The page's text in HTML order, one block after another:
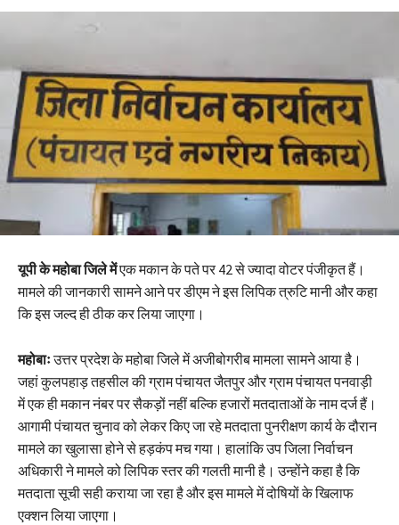
यूपी के महोबा जिले मेंएक मकान के पते पर 42 से ज्यादा वोटर पंजीकृत हैं।
मामले की जानकारी सामने आने पर डीएम ने इस लिपिक त्रुटि मानी और कहा
कि इस जल्द ही ठीक कर लिया जाएगा।
महोबाःउत्तर प्रदेश के महोबा जिले में अजीबोगरीब मामला सामने आया है।
जहां कुलपहाड़ तहसील की ग्राम पंचायत जैतपुर और ग्राम पंचायत पनवाड़ी
में एक ही मकान नंबर पर सैकड़ों नहीं बल्कि हजारों मतदाताओं के नाम दर्ज हैं।
आगामी पंचायत चुनाव को लेकर किए जा रहे मतदाता पुनरीक्षण कार्य के दौरान
मामले का खुलासा होने से हड़कंप मच गया। हालांकि उप जिला निर्वाचन
अधिकारी ने मामले को लिपिक स्तर की गलती मानी है। उन्होंने कहा है कि
मतदाता सूची सही कराया जा रहा है और इस मामले में दोषियों के खिलाफ
एक्शन लिया जाएगा।